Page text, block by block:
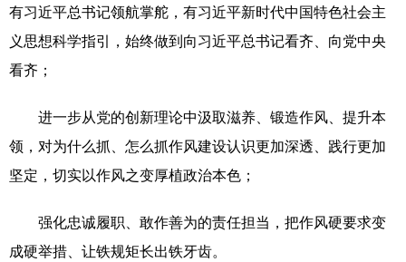
有习近平总书记领航掌舵，有习近平新时代中国特色社会主
义思想科学指引，始终做到向习近平总书记看齐、向党中央
看齐；
进一步从党的创新理论中汲取滋养、锻造作风、提升本
领，对为什么抓、怎么抓作风建设认识更加深透、践行更加
坚定，切实以作风之变厚植政治本色；
强化忠诚履职、敢作善为的责任担当，把作风硬要求变
成硬举措、让铁规矩长出铁牙齿。